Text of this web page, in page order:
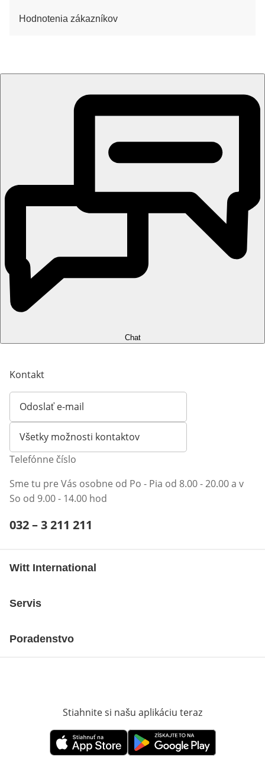
Hodnotenia zákazníkov
Chat
Kontakt
Odoslať e-mail
Otvorí e-mailového klienta
Všetky možnosti kontaktov
Telefónne číslo
Sme tu pre Vás osobne od Po - Pia od 8.00 - 20.00 a v
So od 9.00 - 14.00 hod
Telefónne číslo:
032 – 3 211 211
Witt International
Servis
Poradenstvo
Stiahnite si našu aplikáciu teraz
Otvorí sa vnovom okneOtvorí sa vnovom okne